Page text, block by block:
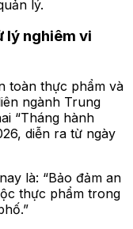
lý.
lý nghiêm vi
toàn thực phẩm và
ngành Trung
“Tháng hành
diễn ra từ ngày
là: “Bảo đảm an
thực phẩm trong